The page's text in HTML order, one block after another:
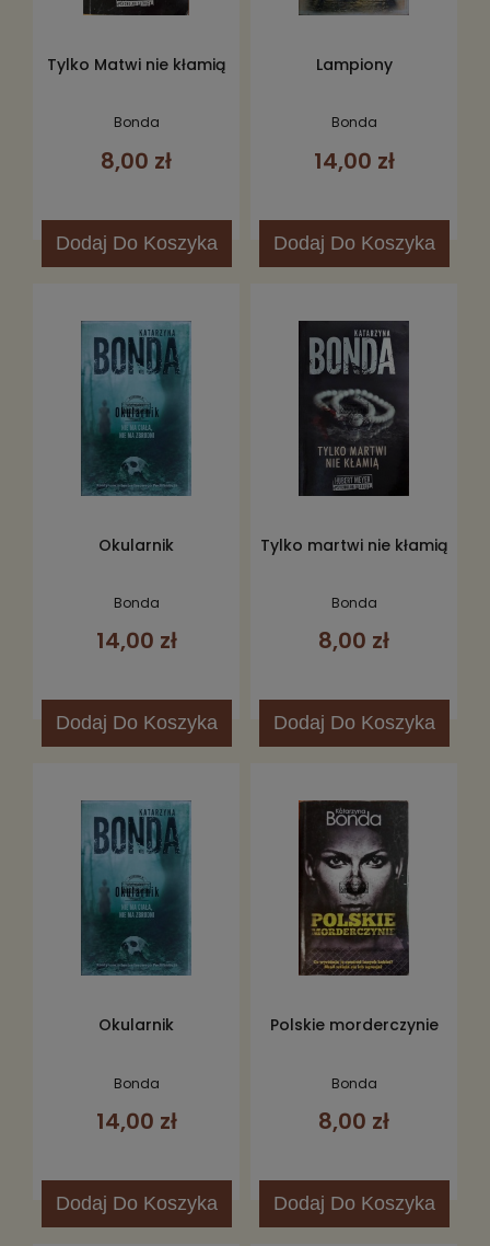
Tylko Matwi nie kłamią
Bonda
8,00 zł
Dodaj Do Koszyka
Lampiony
Bonda
14,00 zł
Dodaj Do Koszyka
Okularnik
Bonda
14,00 zł
Dodaj Do Koszyka
Tylko martwi nie kłamią
Bonda
8,00 zł
Dodaj Do Koszyka
Okularnik
Bonda
14,00 zł
Dodaj Do Koszyka
Polskie morderczynie
Bonda
8,00 zł
Dodaj Do Koszyka